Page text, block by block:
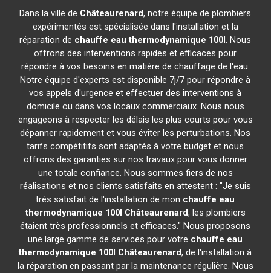
Dans la ville de Châteaurenard, notre équipe de plombiers
expérimentés est spécialisée dans l'installation et la
réparation de chauffe eau thermodynamique 100l. Nous
offrons des interventions rapides et efficaces pour
répondre à vos besoins en matière de chauffage de l'eau.
Notre équipe d'experts est disponible 7j/7 pour répondre à
vos appels d'urgence et effectuer des interventions à
domicile ou dans vos locaux commerciaux. Nous nous
engageons à respecter les délais les plus courts pour vous
dépanner rapidement et vous éviter les perturbations. Nos
tarifs compétitifs sont adaptés à votre budget et nous
offrons des garanties sur nos travaux pour vous donner
une totale confiance. Nous sommes fiers de nos
réalisations et nos clients satisfaits en attestent : "Je suis
très satisfait de l'installation de mon chauffe eau
thermodynamique 100l Châteaurenard, les plombiers
étaient très professionnels et efficaces." Nous proposons
une large gamme de services pour votre chauffe eau
thermodynamique 100l Châteaurenard, de l'installation à
la réparation en passant par la maintenance régulière. Nous